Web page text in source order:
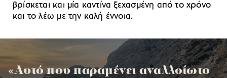
βρίσκεται και μία καντίνα ξεχασμένη από το χρόνο
και το λέω με την καλή έννοια.
«Αυτό που παραμένει αναλλοίωτο